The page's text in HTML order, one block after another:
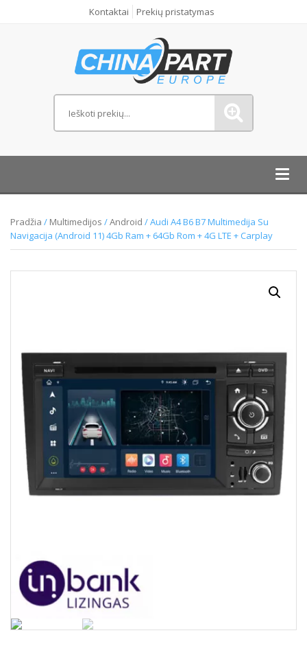
Kontaktai Prekių pristatymas
Pradžia / Multimedijos /Android / Audi A4 B6 B7 Multimedija Su
Navigacija (Android 11) 4Gb Ram + 64Gb Rom + 4G LTE + Carplay